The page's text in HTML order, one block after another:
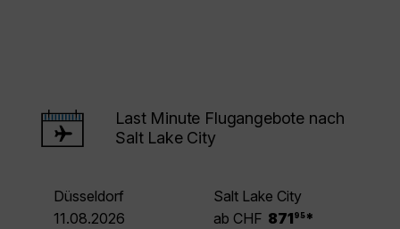
Last Minute Flugangebote nach
Salt Lake City
Düsseldorf
Salt Lake City
11.08.2026
ab CHF 871 95 *